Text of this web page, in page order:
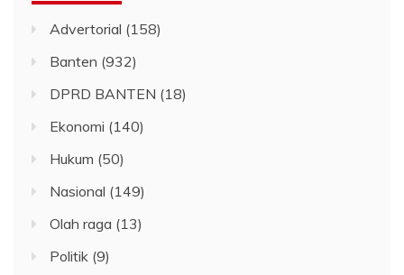
Advertorial (158)
Banten (932)
DPRD BANTEN (18)
Ekonomi (140)
Hukum (50)
Nasional (149)
Olah raga (13)
Politik (9)